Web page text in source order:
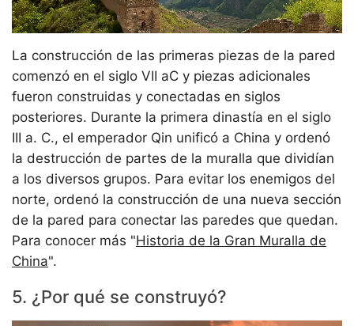
La construcción de las primeras piezas de la pared
comenzó en el siglo VII aC y piezas adicionales
fueron construidas y conectadas en siglos
posteriores. Durante la primera dinastía en el siglo
III a. C., el emperador Qin unificó a China y ordenó
la destrucción de partes de la muralla que dividían
a los diversos grupos. Para evitar los enemigos del
norte, ordenó la construcción de una nueva sección
de la pared para conectar las paredes que quedan.
Para conocer más "Historia de la Gran Muralla de
China".
5. ¿Por qué se construyó?